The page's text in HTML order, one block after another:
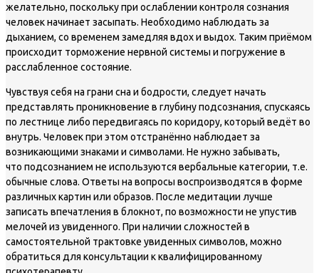
желательно, поскольку при ослаблении контроля сознания
человек начинает засыпать. Необходимо наблюдать за
дыханием, со временем замедляя вдох и выдох. Таким приёмом
происходит торможение нервной системы и погружение в
расслабленное состояние.
Чувствуя себя на грани сна и бодрости, следует начать
представлять проникновение в глубину подсознания, спускаясь
по лестнице либо передвигаясь по коридору, который ведёт во
внутрь. Человек при этом отстранённо наблюдает за
возникающими знаками и символами. Не нужно забывать,
что подсознанием не используются вербальные категории, т.е.
обычные слова. Ответы на вопросы воспроизводятся в форме
различных картин или образов. После медитации лучше
записать впечатления в блокнот, по возможности не упустив
мелочей из увиденного. При наличии сложностей в
самостоятельной трактовке увиденных символов, можно
обратиться для консультации к квалифицированному